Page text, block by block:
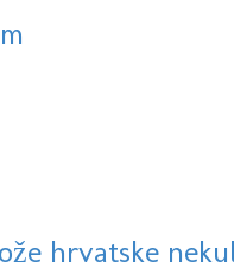
hrvatske